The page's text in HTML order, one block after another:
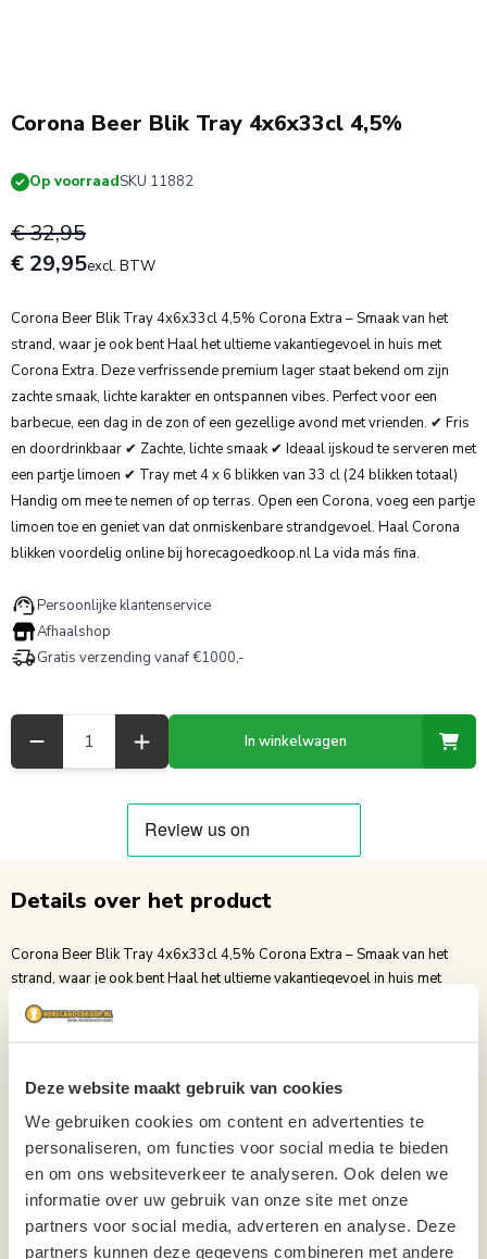
Deze website maakt gebruik van cookies
We gebruiken cookies om content en advertenties te
personaliseren, om functies voor social media te bieden
en om ons websiteverkeer te analyseren. Ook delen we
informatie over uw gebruik van onze site met onze
partners voor social media, adverteren en analyse. Deze
partners kunnen deze gegevens combineren met andere
Corona Beer Blik Tray 4x6x33cl 4,5%
Op voorraadSKU 11882
€ 32,95
€ 29,95excl. BTW
Corona Beer Blik Tray 4x6x33cl 4,5% Corona Extra – Smaak van het
strand, waar je ook bent Haal het ultieme vakantiegevoel in huis met
Corona Extra. Deze verfrissende premium lager staat bekend om zijn
zachte smaak, lichte karakter en ontspannen vibes. Perfect voor een
barbecue, een dag in de zon of een gezellige avond met vrienden. ✔ Fris
en doordrinkbaar ✔ Zachte, lichte smaak ✔ Ideaal ijskoud te serveren met
een partje limoen ✔ Tray met 4 x 6 blikken van 33 cl (24 blikken totaal)
Handig om mee te nemen of op terras. Open een Corona, voeg een partje
limoen toe en geniet van dat onmiskenbare strandgevoel. Haal Corona
blikken voordelig online bij horecagoedkoop.nl La vida más fina.
Persoonlijke klantenservice
Afhaalshop
Gratis verzending vanaf €1000,-
In winkelwagen
Details over het product
Corona Beer Blik Tray 4x6x33cl 4,5% Corona Extra – Smaak van het
strand, waar je ook bent Haal het ultieme vakantiegevoel in huis met
Corona Extra. Deze verfrissende premium lager staat bekend om zijn
zachte smaak, lichte karakter en ontspannen vibes. Perfect voor een
een partje limoen ✔ Tray met 4 x 6 blikken van 33 cl (24 blikken totaal)
Handig om mee te nemen of op terras. Open een Corona, voeg een partje
limoen toe en geniet van dat onmiskenbare strandgevoel. Haal Corona
blikken voordelig online bij horecagoedkoop.nl La vida más fina.
Merk
Corona
Inhoud 33cl